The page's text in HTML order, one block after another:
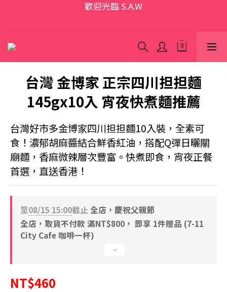
歡迎光臨 S.A.W
本網站為跨境購物平台，顧客消費行為屬「個人進口貨
品範圍」，商品僅限顧客個人使用
歡迎光臨 S.A.W
台灣 金博家 正宗四川担担麵
145gx10入 宵夜快煮麵推薦
台灣好市多金博家四川担担麵10入裝，全素可
食！濃郁胡麻醬結合鮮香紅油，搭配Q彈日曬關
廟麵，香麻微辣層次豐富。快煮即食，宵夜正餐
首選，直送香港！
至08/15 15:00截止 全店，慶祝父親節
全店，取貨不付款 滿NT$800， 即享 1件贈品 (7-11
City Cafe 咖啡一杯)
NT$460